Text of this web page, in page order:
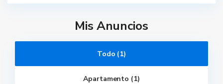
Mis Anuncios
Todo (1)
Apartamento (1)
s
o